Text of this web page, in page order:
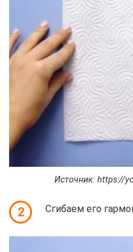
Источник: https://
2 Сгибаем его